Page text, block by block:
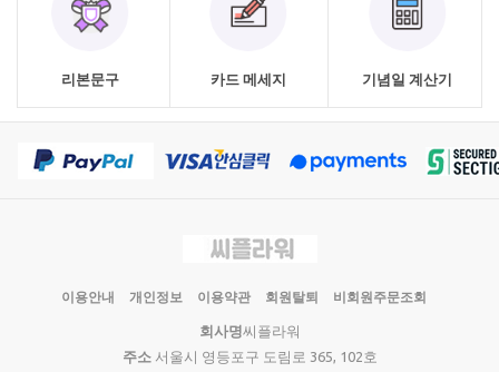
리본문구 카드 메세지 기념일 계산기
이용안내 개인정보 이용약관 회원탈퇴 비회원주문조회
회사명 씨플라워
주소서울시 영등포구 도림로 365, 102호